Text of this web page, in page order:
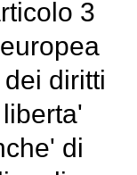
3
diritti
di